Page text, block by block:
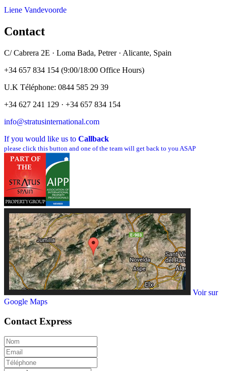
Liene Vandevoorde
Contact
C/ Cabrera 2E · Loma Bada, Petrer · Alicante, Spain
+34 657 834 154 (9:00/18:00 Office Hours)
U.K Téléphone: 0844 585 29 39
+34 627 241 129 · +34 657 834 154
info@stratusinternational.com
If you would like us to Callback
please click this button and one of the team will get back to you ASAP
Voir sur
Google Maps
Contact Express